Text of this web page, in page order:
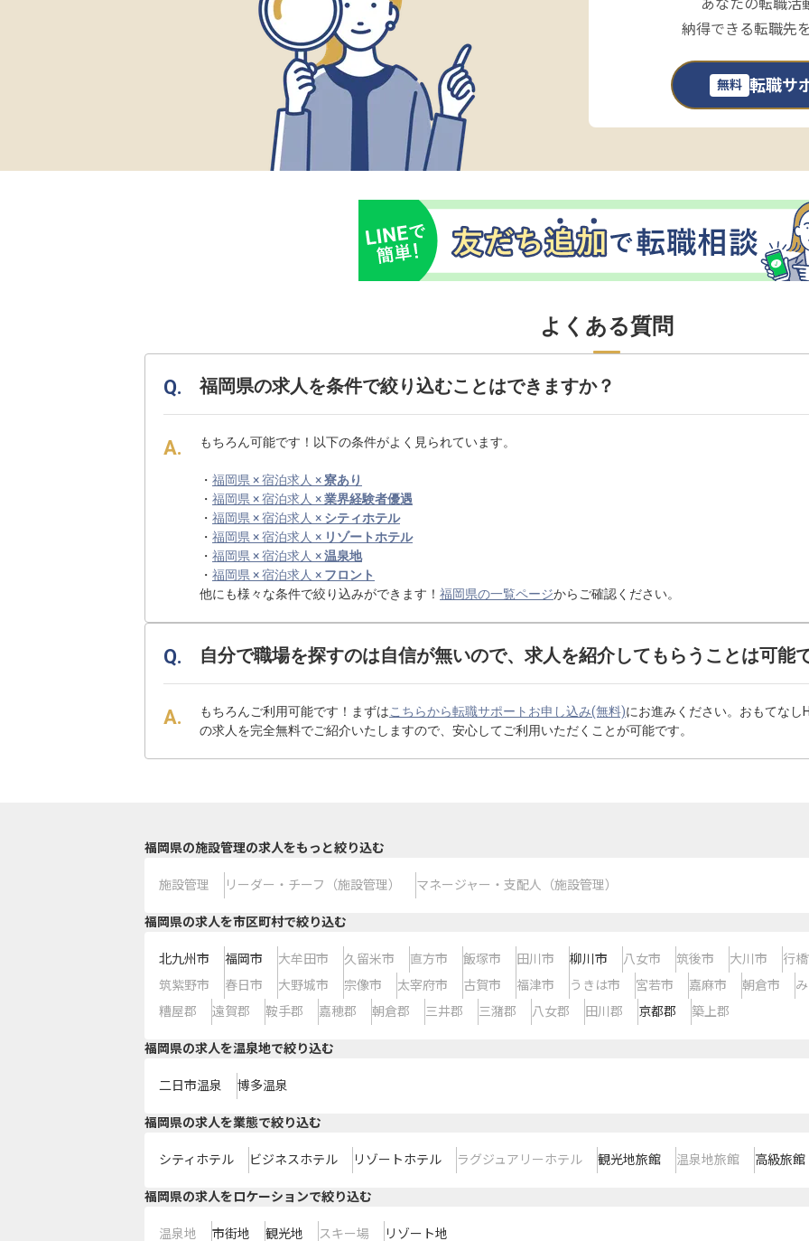
あなたの転職活
納得できる転職先
無料 転職サ
よくある質問
福岡県の求人を条件で絞り込むことはできますか？
もちろん可能です！以下の条件がよく見られています。
・ 福岡県 × 宿泊求人 ×寮あり
・ 福岡県 × 宿泊求人 ×業界経験者優遇
・ 福岡県 × 宿泊求人 × シティホテル
・ 福岡県 × 宿泊求人 × リゾートホテル
・ 福岡県 × 宿泊求人 ×温泉地
・ 福岡県 × 宿泊求人 × フロント
他にも様々な条件で絞り込みができます！ 福岡県の一覧ページからご確認ください。
自分で職場を探すのは自信が無いので、求人を紹介してもらうことは可能
もちろんご利用可能です！まずはこちらから転職サポートお申し込み(無料)にお進みください。おもてなし
の求人を完全無料でご紹介いたしますので、安心してご利用いただくことが可能です。
福岡県の施設管理の求人をもっと絞り込む
施設管理 リーダー・チーフ（施設管理） マネージャー・支配人（施設管理）
福岡県の求人を市区町村で絞り込む
北九州市 福岡市 大牟田市 久留米市 直方市 飯塚市 田川市 柳川市 八女市 筑後市 大川市
行
筑紫野市
春日市 大野城市 宗像市 太宰府市 古賀市 福津市 うきは市 宮若市 嘉麻市 朝倉市
糟屋郡
遠賀郡 鞍手郡 嘉穂郡 朝倉郡 三井郡 三潴郡 八女郡 田川郡 京都郡 築上郡
福岡県の求人を温泉地で絞り込む
二日市温泉 博多温泉
福岡県の求人を業態で絞り込む
シティホテル ビジネスホテル リゾートホテル ラグジュアリーホテル 観光地旅館 温泉地旅館 高級旅館
福岡県の求人をロケーションで絞り込む
温泉地 市街地 観光地 スキー場 リゾート地